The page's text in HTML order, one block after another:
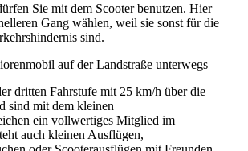
Sie mit dem Scooter benutzen. Hier
Gang wählen, weil sie sonst für die
sind.
auf der Landstraße unterwegs
dritten Fahrstufe mit 25 km/h über die
sind mit dem kleinen
ein vollwertiges Mitglied im
auch kleinen Ausflügen,